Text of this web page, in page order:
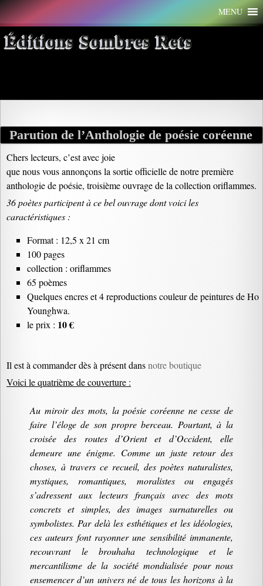
Aller
au
contenu
MENU
Éditions Sombres Rets
Archives par mot-clé : mystique
Parution de l’Anthologie de poésie coréenne
Chers lecteurs, c’est avec joie
que nous vous annonçons la sortie officielle de notre première
anthologie de poésie, troisième ouvrage de la collection oriflammes.
36 poètes participent à ce bel ouvrage dont voici les
caractéristiques :
Format : 12,5 x 21 cm
100 pages
collection : oriflammes
65 poèmes
Quelques encres et 4 reproductions couleur de peintures de Ho
Younghwa.
le prix : 10 €
Il est à commander dès à présent dansnotre boutique
Voici le quatrième de couverture :
Au miroir des mots, la poésie coréenne ne cesse de
faire l’éloge de son propre berceau. Pourtant, à la
croisée des routes d’Orient et d’Occident, elle
demeure une énigme. Comme un juste retour des
choses, à travers ce recueil, des poètes naturalistes,
mystiques, romantiques, moralistes ou engagés
s’adressent aux lecteurs français avec des mots
concrets et simples, des images surnaturelles ou
symbolistes. Par delà les esthétiques et les idéologies,
ces auteurs font rayonner une sensibilité immanente,
recouvrant le brouhaha technologique et le
mercantilisme de la société mondialisée pour nous
ensemencer d’un univers né de tous les horizons à la